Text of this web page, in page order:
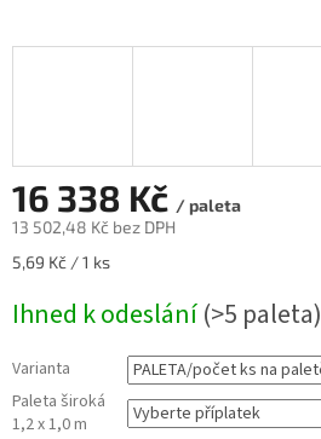
16 338 Kč / paleta
13 502,48 Kč bez DPH
Měrná
5,69 Kč / 1 ks
Ihned k odeslání(>5 paleta)
Varianta
Paleta široká
1,2 x 1,0 m